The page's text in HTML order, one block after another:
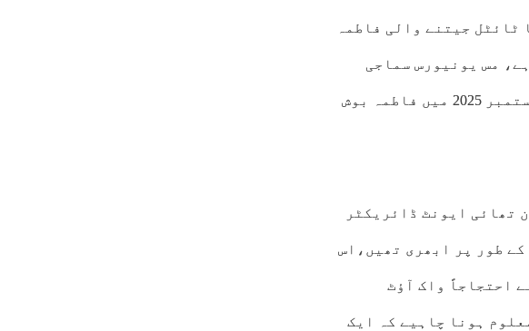
جیتنے والی فاطمہ
مس یونیورس سماجی
مسائل اجاگر کرنے کے لیے بھی سرگرم رہتی ہیں جبکہ ستمبر 2025 میں فاطمہ بوش
تھائی ایونٹ ڈائریکٹر
طور پر ابھری تھیں،اس
احتجاجاً واک آؤٹ
ہونا چاہیے کہ ایک